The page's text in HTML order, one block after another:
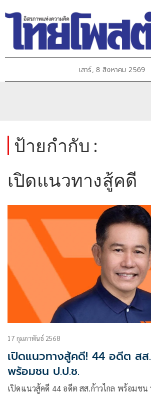
เสาร์, 8 สิงหาคม 2569
ป้ายกำกับ :
เปิดแนวทางสู้คดี
17 กุมภาพันธ์ 2568
เปิดแนวทางสู้คดี! 44 อดีต สส
พร้อมชน ป.ป.ช.
เปิดแนวสู้คดี 44 อดีต สส.ก้าวไกล พร้อมชน